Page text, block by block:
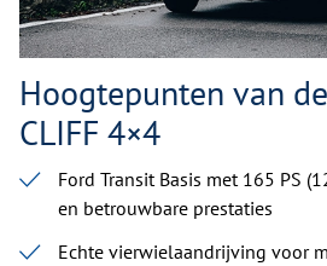
Hoogtepunten van
CLIFF 4×4
Ford Transit Basis met 165 PS
en betrouwbare prestaties
Echte vierwielaandrijving voor